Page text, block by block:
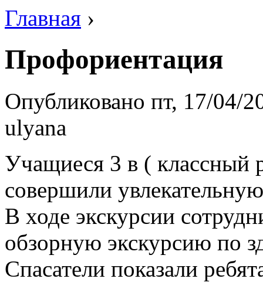
Главная ›
Профориентация
Опубликовано пт, 17/04/
ulyana
Учащиеся 3 в ( классный
совершили
В ходе экскурсии
обзорную экскурсию по
Спасатели показали